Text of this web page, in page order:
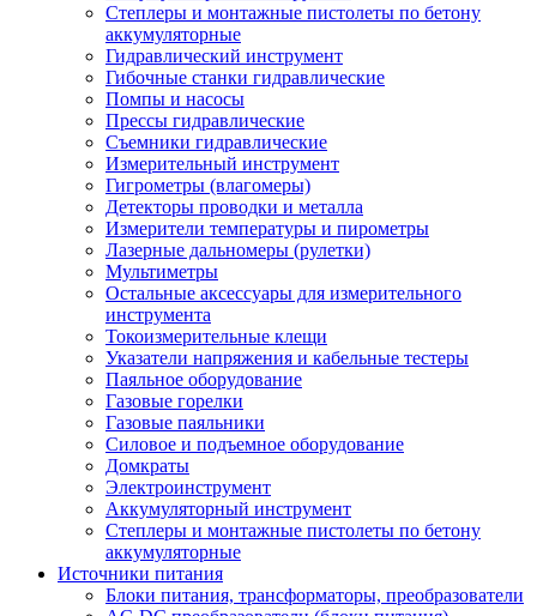
Степлеры и монтажные пистолеты по бетону
аккумуляторные
Гидравлический инструмент
Гибочные станки гидравлические
Помпы и насосы
Прессы гидравлические
Съемники гидравлические
Измерительный инструмент
Гигрометры (влагомеры)
Детекторы проводки и металла
Измерители температуры и пирометры
Лазерные дальномеры (рулетки)
Мультиметры
Остальные аксессуары для измерительного
инструмента
Токоизмерительные клещи
Указатели напряжения и кабельные тестеры
Паяльное оборудование
Газовые горелки
Газовые паяльники
Силовое и подъемное оборудование
Домкраты
Электроинструмент
Аккумуляторный инструмент
Степлеры и монтажные пистолеты по бетону
аккумуляторные
Источники питания
Блоки питания, трансформаторы, преобразователи